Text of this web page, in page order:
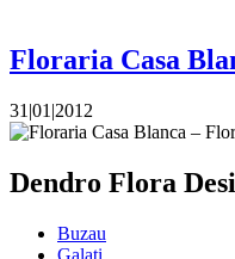
Floraria Casa
31|01|2012
Dendro Flora
Buzau
Galati